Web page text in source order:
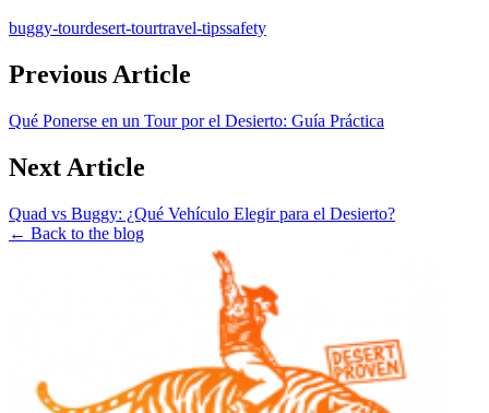
buggy-tourdesert-tourtravel-tipssafety
Previous Article
Qué Ponerse en un Tour por el Desierto: Guía Práctica
Next Article
Quad vs Buggy: ¿Qué Vehículo Elegir para el Desierto?
← Back to the blog